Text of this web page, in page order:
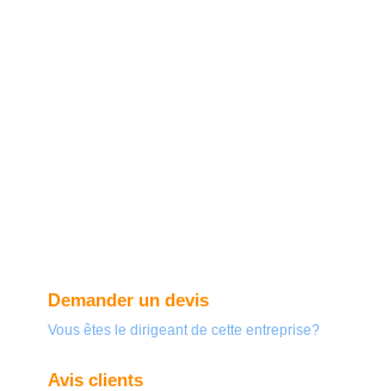
Demander un devis
Vous êtes le dirigeant de cette entreprise?
Avis clients